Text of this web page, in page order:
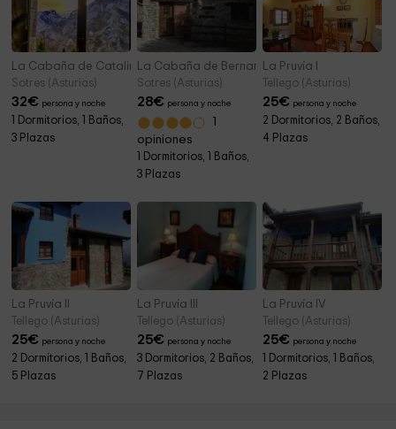
La Cabaña de Catalina
Sotres (Asturias)
32€ persona y noche
1 Dormitorios, 1 Baños,
3 Plazas
La Cabaña de Bernardina
Sotres (Asturias)
28€ persona y noche
opiniones
1 Dormitorios, 1 Baños,
3 Plazas
La Pruvía I
Tellego (Asturias)
25€ persona y noche
2 Dormitorios, 2 Baños,
4 Plazas
La Pruvía II
Tellego (Asturias)
25€ persona y noche
2 Dormitorios, 1 Baños,
5 Plazas
La Pruvía III
Tellego (Asturias)
25€ persona y noche
3 Dormitorios, 2 Baños,
7 Plazas
La Pruvía IV
Tellego (Asturias)
25€ persona y noche
1 Dormitorios, 1 Baños,
2 Plazas